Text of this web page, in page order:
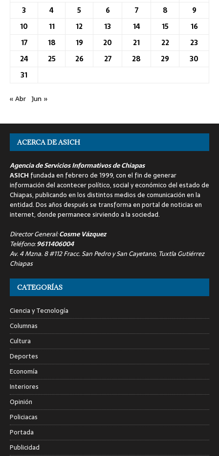
3
4 5 6 7 8
9
10
11 12 13 14 15
16
17
18 19 20 21 22
23
24
25 26 27 28 29
30
31
« Abr Jun »
ACERCA DE ASICH
Agencia de Servicios Informativos de Chiapas
ASICH fundada en febrero de 1999, con el fin de generar
información del acontecer político, social y económico del estado de
Chiapas, publicando en los distintos medios de comunicación en la
entidad. Dos años después se transforma en portal de noticias en
internet, donde permanece sirviendo a la sociedad.
Director General:Cosme Vázquez
Teléfono:9611406004
Av. 4 Mzna. 8 #112 Fracc. San Pedro y San Cayetano, Tuxtla Gutiérrez
Chiapas
CATEGORÍAS
Ciencia y Tecnología
Columnas
Cultura
Deportes
Economía
Interiores
Opinión
Policiacas
Portada
Publicidad